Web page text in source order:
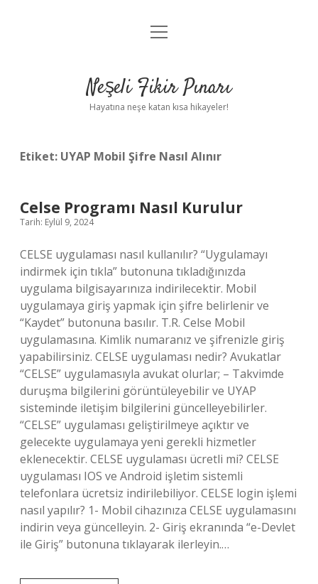
Anasayfa
Yasal Uyarı
menüyü
Neşeli Fikir Pınarı
Hayatına neşe katan kısa hikayeler!
Etiket: UYAP Mobil Şifre Nasıl Alınır
Celse Programı Nasıl Kurulur
Tarih: Eylül 9, 2024
CELSE uygulaması nasıl kullanılır? “Uygulamayı
indirmek için tıkla” butonuna tıkladığınızda
uygulama bilgisayarınıza indirilecektir. Mobil
uygulamaya giriş yapmak için şifre belirlenir ve
“Kaydet” butonuna basılır. T.R. Celse Mobil
uygulamasına. Kimlik numaranız ve şifrenizle giriş
yapabilirsiniz. CELSE uygulaması nedir? Avukatlar
“CELSE” uygulamasıyla avukat olurlar; – Takvimde
duruşma bilgilerini görüntüleyebilir ve UYAP
sisteminde iletişim bilgilerini güncelleyebilirler.
“CELSE” uygulaması geliştirilmeye açıktır ve
gelecekte uygulamaya yeni gerekli hizmetler
eklenecektir. CELSE uygulaması ücretli mi? CELSE
uygulaması IOS ve Android işletim sistemli
telefonlara ücretsiz indirilebiliyor. CELSE login işlemi
nasıl yapılır? 1- Mobil cihazınıza CELSE uygulamasını
indirin veya güncelleyin. 2- Giriş ekranında “e-Devlet
ile Giriş” butonuna tıklayarak ilerleyin.…